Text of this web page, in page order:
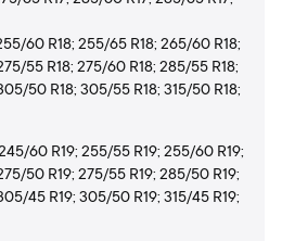
60 R18; 255/65 R18; 265/60 R18;
55 R18; 275/60 R18; 285/55 R18;
50 R18; 305/55 R18; 315/50 R18;
60 R19; 255/55 R19; 255/60 R19;
50 R19; 275/55 R19; 285/50 R19;
45 R19; 305/50 R19; 315/45 R19;